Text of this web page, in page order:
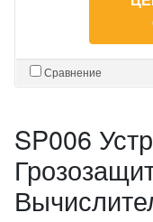
Сравнение
SP006